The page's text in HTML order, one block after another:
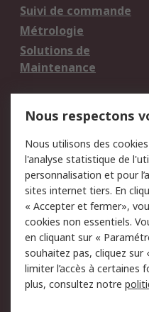
Suivi de commande
Métrologie
Solutions de
Maintenance
du site
Politique de
des données - Mise à
jour
Conditions générales
de vente
Campagnes
A propos de RS
Nous respectons
Nous utilisons des
l'analyse statistique de
personnalisation et pour
sites internet tiers. En
« Accepter et fermer»,
cookies non essentiels.
en cliquant sur «
souhaitez pas, cliquez sur
limiter l’accès à certaines
plus, consultez notre